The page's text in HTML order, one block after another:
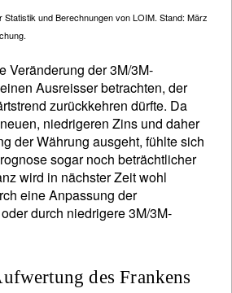
Statistik und Berechnungen von LOIM. Stand: März
Veränderung der 3M/3M-
Ausreisser betrachten, der
zurückkehren dürfte. Da
niedrigeren Zins und daher
der Währung ausgeht, fühlte sich
sogar noch beträchtlicher
wird in nächster Zeit wohl
eine Anpassung der
durch niedrigere 3M/3M-
des Frankens